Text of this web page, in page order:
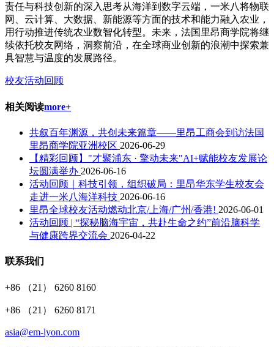
责任与科技创新的深入思考从海洋到数字云端，一米八将物联
网、云计算、大数据、新能源等方面的技术和能力融入农业，
用行动推进传统农业数智化转型。未来，法国里昂商学院将继
续依托校友网络，洞察前沿，在全球商业创新的浪潮中探索兼
具智慧与温度的发展路径。
校友活动回顾
相关阅读more+
共叙百年渊源，共创未来篇章——里昂工商会到访法国
里昂商学院亚洲校区 2026-06-29
【精彩回顾】"才聚浦东 · 擎动未来"AI+赋能校友发展论
坛圆满举办 2026-06-16
活动回顾｜科技引领，组织破局：里昂华东学生校友会
走进一米八海洋科技 2026-06-16
里昂全球校友活动燃动北京/上海/广州/香港! 2026-06-01
活动回顾 | “探秘脑海宇宙，共赴生命之约”前沿脑科学
与健康跨界交流会 2026-04-22
联系我们
+86 （21） 6260 8160
+86 （21） 6260 8171
asia@em-lyon.com